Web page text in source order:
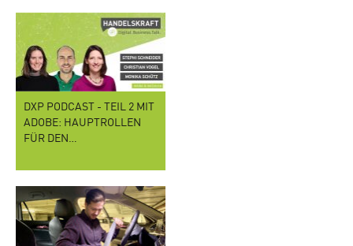
DXP PODCAST - TEIL 2 MIT
ADOBE: HAUPTROLLEN
FÜR DEN…